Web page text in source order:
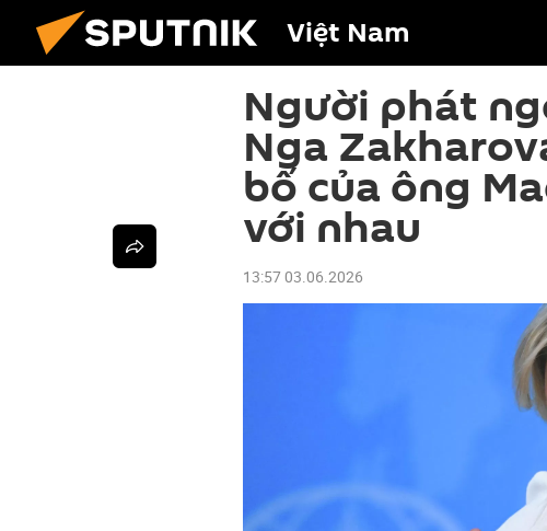
Việt Nam
Người phát
Nga
bố của ông
với nhau
13:57 03.06.2026